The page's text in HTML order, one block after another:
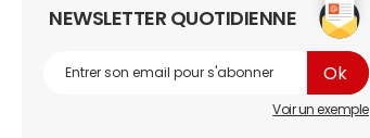
NEWSLETTER QUOTIDIENNE
Voir un exemple